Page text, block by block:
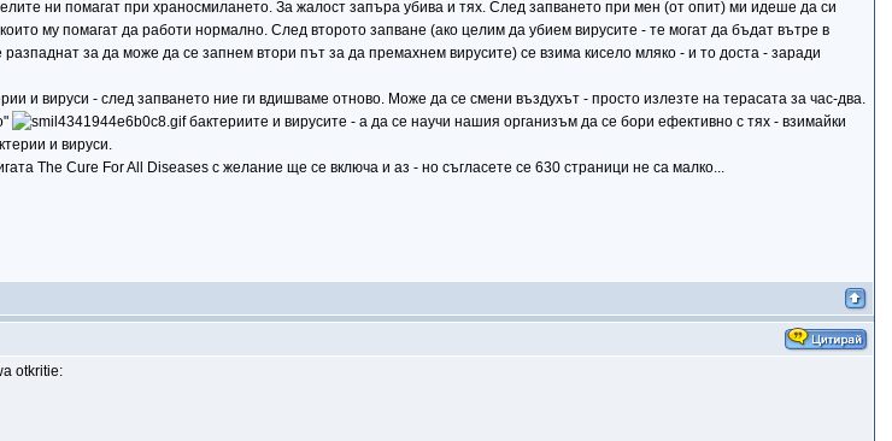
ни помагат при храносмилането. За жалост запъра убива и тях. След запването при мен (от опит) ми идеше да си
му помагат да работи нормално. След второто запване (ако целим да убием вирусите - те могат да бъдат вътре в
за да може да се запнем втори път за да премахнем вирусите) се взима кисело мляко - и то доста - заради
и вируси - след запването ние ги вдишваме отново. Може да се смени въздухът - просто излезте на терасата за час-два.
бактериите и вирусите - а да се научи нашия организъм да се бори ефективно с тях - взимайки
и вируси.
The Cure For All Diseases с желание ще се включа и аз - но съгласете се 630 страници не са малко...
otkritie: